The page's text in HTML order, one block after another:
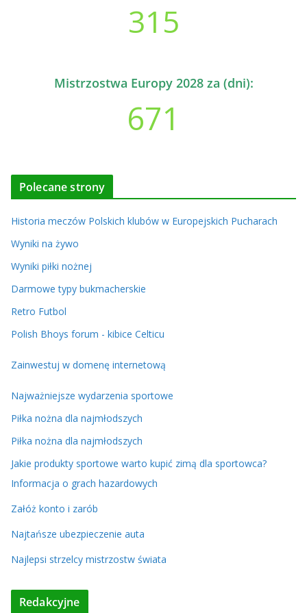
315
Mistrzostwa Europy 2028 za (dni):
671
Polecane strony
Historia meczów Polskich klubów w Europejskich Pucharach
Wyniki na żywo
Wyniki piłki nożnej
Darmowe typy bukmacherskie
Retro Futbol
Polish Bhoys forum - kibice Celticu
Zainwestuj w domenę internetową
Najważniejsze wydarzenia sportowe
Piłka nożna dla najmłodszych
Piłka nożna dla najmłodszych
Jakie produkty sportowe warto kupić zimą dla sportowca?
Informacja o grach hazardowych
Załóż konto i zarób
Najtańsze ubezpieczenie auta
Najlepsi strzelcy mistrzostw świata
Redakcyjne